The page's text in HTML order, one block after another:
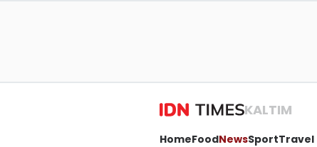
KALTIM
HomeFoodNewsSportTravel